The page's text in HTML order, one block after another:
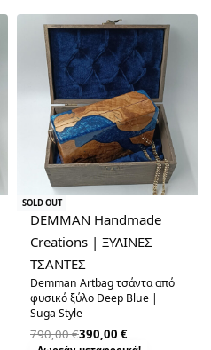
-51% OFF
SOLD OUT
DEMMAN Handmade
Creations | ΞΥΛΙΝΕΣ
ΤΣΑΝΤΕΣ
Demman Artbag τσάντα από
φυσικό ξύλο Deep Blue |
Suga Style
790,00€390,00 €